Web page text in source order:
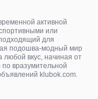
активной
или
для
подошва-модный мир
любой вкус, начиная от
по вразумительной
klubok.com.